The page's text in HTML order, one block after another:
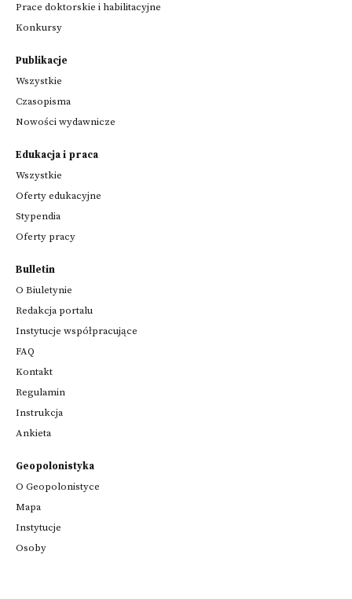
Prace doktorskie i habilitacyjne
Konkursy
Publikacje
Wszystkie
Czasopisma
Nowości wydawnicze
Edukacja i praca
Wszystkie
Oferty edukacyjne
Stypendia
Oferty pracy
Bulletin
O Biuletynie
Redakcja portalu
Instytucje współpracujące
FAQ
Kontakt
Regulamin
Instrukcja
Ankieta
Geopolonistyka
O Geopolonistyce
Mapa
Instytucje
Osoby